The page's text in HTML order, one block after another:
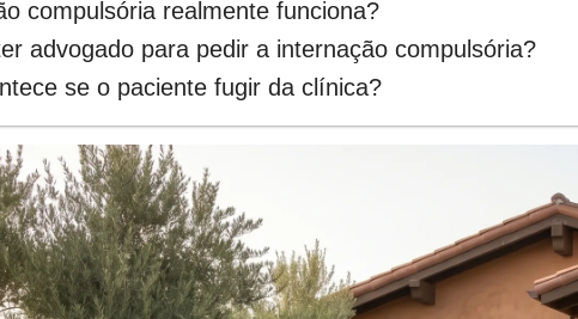
compulsória realmente funciona?
advogado para pedir a internação compulsória?
se o paciente fugir da clínica?